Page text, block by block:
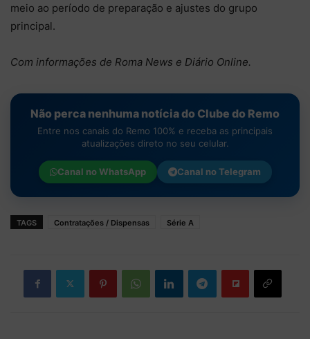
meio ao período de preparação e ajustes do grupo
principal.
Com informações de Roma News e Diário Online.
Não perca nenhuma notícia do Clube do Remo
Entre nos canais do Remo 100% e receba as principais
atualizações direto no seu celular.
Canal noWhatsApp Canal noTelegram
TAGS Contratações / Dispensas Série A